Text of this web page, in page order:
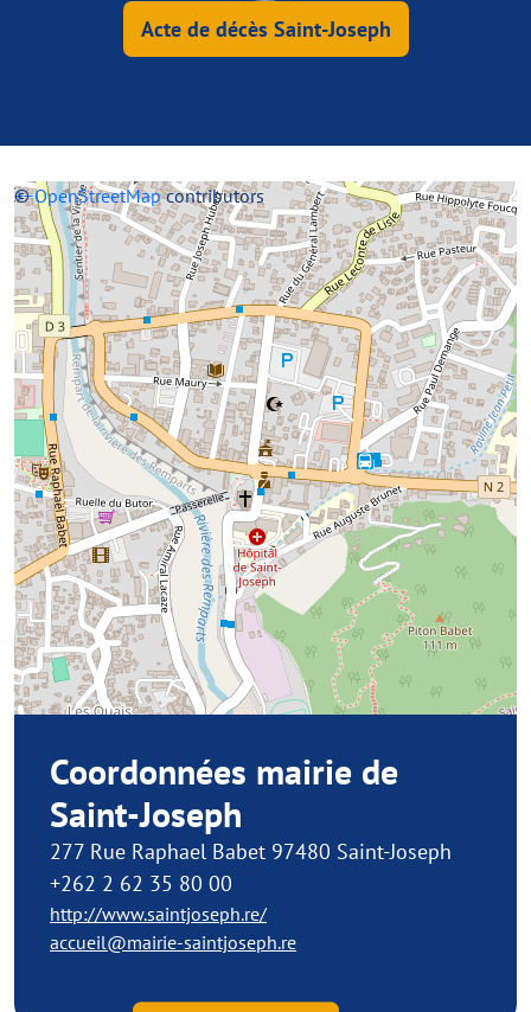
Acte de décès Saint-Joseph
+−
©OpenStreetMapcontributors
Coordonnées mairie de
Saint-Joseph
277 Rue Raphael Babet 97480 Saint-Joseph
+262 2 62 35 80 00
http://www.saintjoseph.re/
accueil@mairie-saintjoseph.re